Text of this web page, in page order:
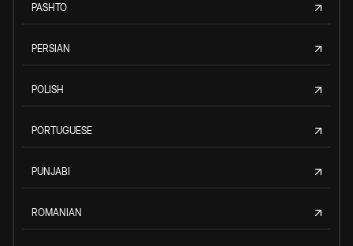
PASHTO
PERSIAN
POLISH
PORTUGUESE
PUNJABI
ROMANIAN